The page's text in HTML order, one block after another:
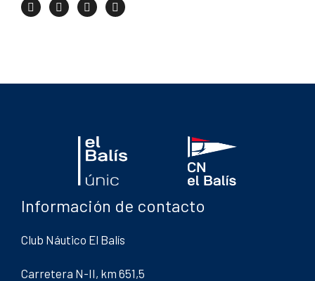
Información de contacto
Club Náutico El Balís
Carretera N-II, km 651,5